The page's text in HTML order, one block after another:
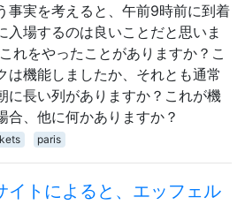
事実を考えると、午前9時前に到着
入場するのは良いことだと思いま
れをやったことがありますか？こ
は機能しましたか、それとも通常
に長い列がありますか？これが機
合、他に何かありますか？
paris
イトによると、エッフェル